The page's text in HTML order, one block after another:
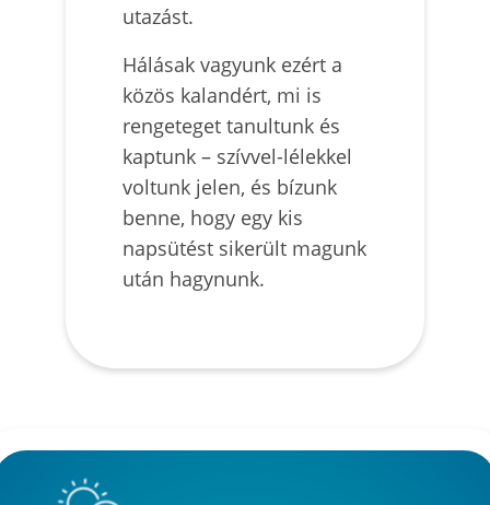
utazást.
Hálásak vagyunk ezért a
közös kalandért, mi is
rengeteget tanultunk és
kaptunk – szívvel-lélekkel
voltunk jelen, és bízunk
benne, hogy egy kis
napsütést sikerült magunk
után hagynunk.